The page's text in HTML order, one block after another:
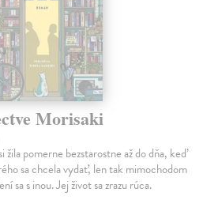
Morisaki
žila pomerne bezstarostne až do dňa, keď
sa chcela vydať, len tak mimochodom
sa s inou. Jej život sa zrazu rúca.